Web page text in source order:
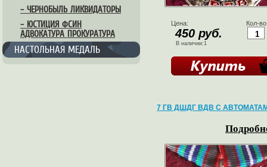
– ЧЕРНОБЫЛЬ ЛИКВИДАТОРЫ
– ЮСТИЦИЯ ФСИН
АДВОКАТУРА ПРОКУРАТУРА
НАСТОЛЬНАЯ МЕДАЛЬ
Цена:
450 руб.
В наличии:1
Кол-
7 ГВ ДШДГ ВДВ С